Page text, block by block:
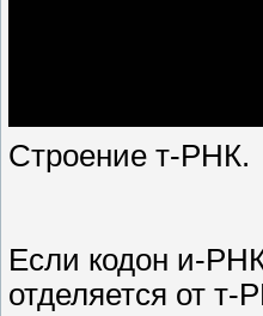
Строение т-РНК.
Если кодон и-
отделяется от